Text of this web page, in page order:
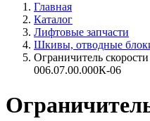
Главная
Каталог
Лифтовые запчасти
Шкивы, отводные
Ограничитель
006.07.00.000К-06